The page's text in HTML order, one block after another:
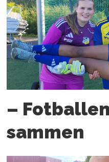
–
sammen